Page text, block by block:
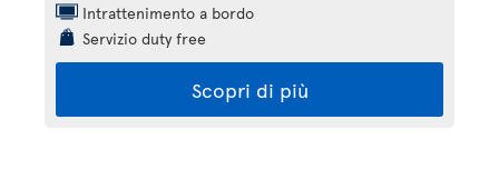
Intrattenimento a bordo
Servizio duty free
Scopri di più